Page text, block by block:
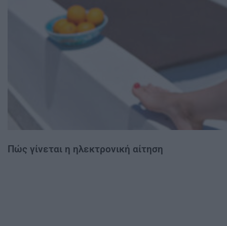
Πώς γίνεται η ηλεκτρονική αίτηση